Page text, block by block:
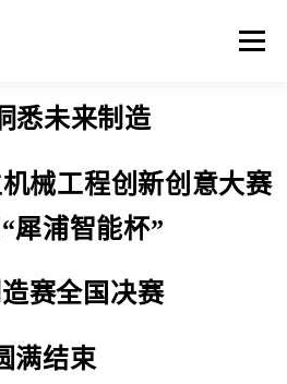
通知动态 实施细则
悉未来制造
机械工程创新创意大赛
“犀浦智能杯”
赛全国决赛
满结束